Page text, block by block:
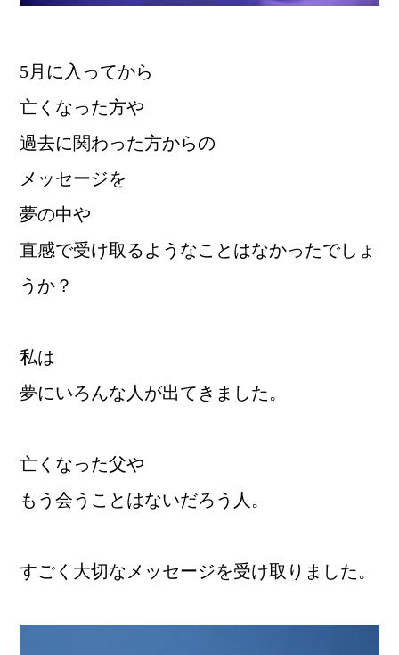
5月に入ってから
亡くなった方や
過去に関わった方からの
メッセージを
夢の中や
直感で受け取るようなことはなかったでしょ
うか？
私は
夢にいろんな人が出てきました。
亡くなった父や
もう会うことはないだろう人。
すごく大切なメッセージを受け取りました。